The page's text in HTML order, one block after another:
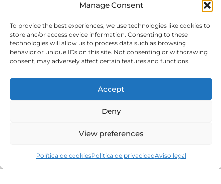
Manage Consent
To provide the best experiences, we use technologies like cookies to
store and/or access device information. Consenting to these
technologies will allow us to process data such as browsing
behavior or unique IDs on this site. Not consenting or withdrawing
consent, may adversely affect certain features and functions.
Accept
Deny
View preferences
Política de cookiesPolitica de privacidadAviso legal
CONTACTO
942540013
comercial@bediaycabarga.com
De lunes a viernes de 8:30 a 13:00 y de 15:00 a
Webmaster:Nuética Informática